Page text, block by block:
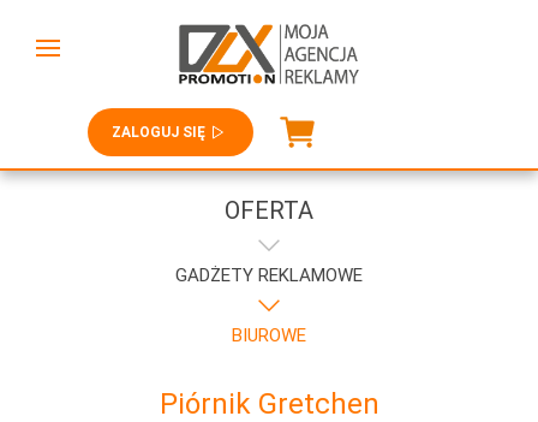
ZALOGUJ SIĘ
OFERTA
GADŻETY REKLAMOWE
BIUROWE
Piórnik Gretchen